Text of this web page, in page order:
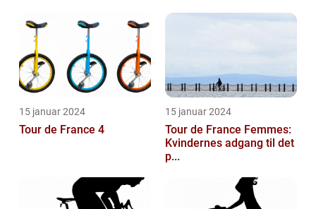
15 januar 2024
Tour de France 4
15 januar 2024
Tour de France Femmes:
Kvindernes adgang til det
p...